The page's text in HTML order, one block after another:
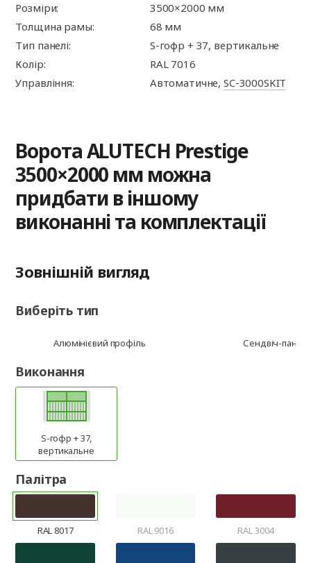
Розміри:
3500×2000 мм
Толщина рамы:
68 мм
Тип панелі:
S-гофр + 37, вертикальне
Колір:
RAL 7016
Управління:
Автоматичне, SC-3000SKIT
Ворота ALUTECH Prestige
3500×2000 мм можна
придбати в іншому
виконанні та комплектації
Зовнішній вигляд
Виберіть тип
Алюмінієвий профіль Сендвіч-
Виконання
S-гофр + 37,
вертикальне
Палітра
RAL 8017 RAL 9016 RAL 3004